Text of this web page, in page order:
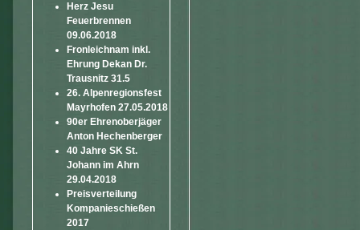
Herz Jesu
Feuerbrennen
09.06.2018
Fronleichnam inkl.
Ehrung Dekan Dr.
Trausnitz 31.5
26. Alpenregionsfest
Mayrhofen 27.05.2018
90er Ehrenoberjäger
Anton Hechenberger
40 Jahre SK St.
Johann im Ahrn
29.04.2018
Preisverteilung
Kompanieschießen
2017